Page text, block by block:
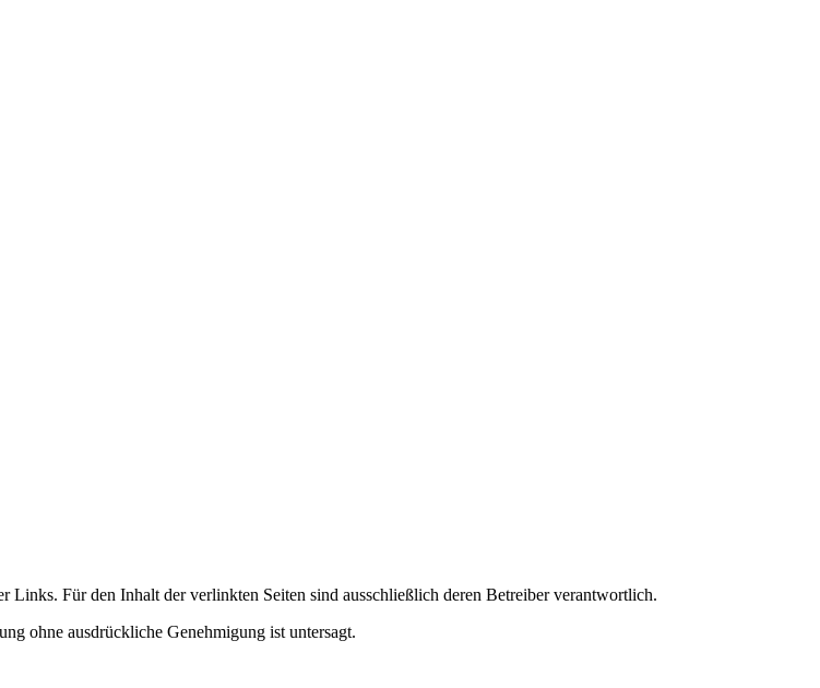
Für den Inhalt der verlinkten Seiten sind ausschließlich deren Betreiber verantwortlich.
ohne ausdrückliche Genehmigung ist untersagt.